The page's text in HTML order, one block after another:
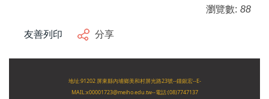
瀏覽數: 88
友善列印 分享
地址:91202 屏東縣內埔鄉美和村屏光路23號--鍾銀宏--E-
MAIL:x00001723@meiho.edu.tw--電話:(08)7747137